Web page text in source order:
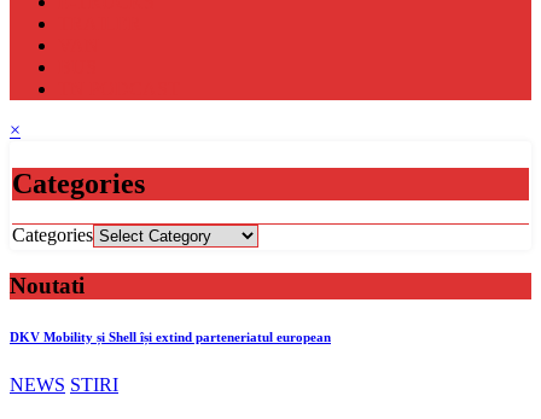
×
Categories
Categories
Noutati
DKV Mobility și Shell își extind parteneriatul european
NEWS STIRI